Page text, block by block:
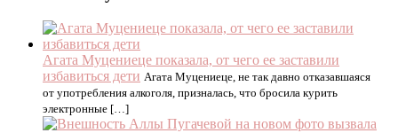
Агата Муцениеце показала, от чего ее заставили
избавиться дети Агата Муцениеце, не так давно отказавшаяся
от употребления алкоголя, призналась, что бросила курить
электронные […]